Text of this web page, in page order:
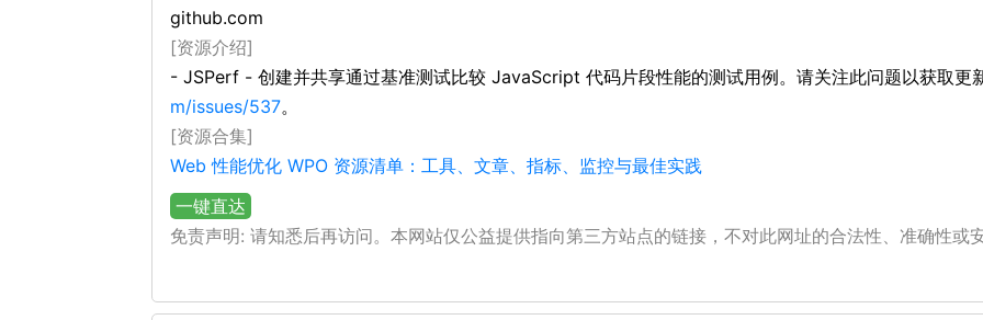
github.com
[资源介绍]
- JSPerf - 创建并共享通过基准测试比较 JavaScript 代码片段性能的测试用例。请关注此问题以获取更
m/issues/537。
[资源合集]
Web 性能优化 WPO 资源清单：工具、文章、指标、监控与最佳实践
一键直达
免责声明: 请知悉后再访问。本网站仅公益提供指向第三方站点的链接，不对此网址的合法性、准确性或